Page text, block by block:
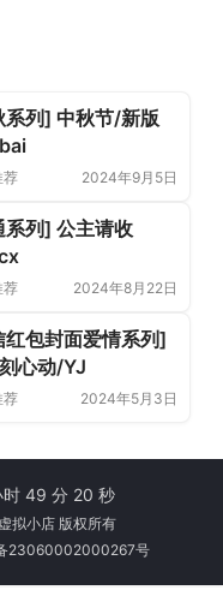
系列] 中秋节/新版
荐 2024年9月5日
系列] 公主请收
荐 2024年8月22日
红包封面爱情系列]
心动/YJ
荐 2024年5月3日
49 分 20 秒
拟小店 版权所有
23060002000267号